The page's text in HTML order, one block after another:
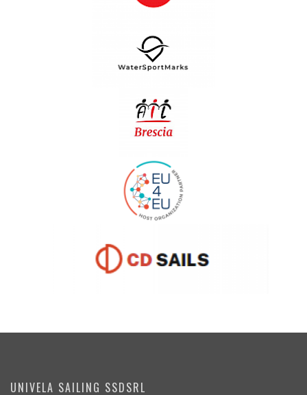
UNIVELA SAILING SSDSRL